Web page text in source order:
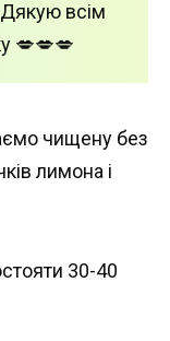
всім
💋💋💋
чищену без
лимона і
30-40